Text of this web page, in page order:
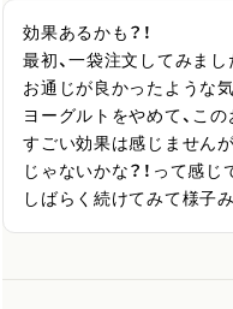
効果あるかも？！
最初、一袋注文してみまし
お通じが良かったような
ヨーグルトをやめて、この
すごい効果は感じません
じゃないかな？！って感じ
しばらく続けてみて様子み